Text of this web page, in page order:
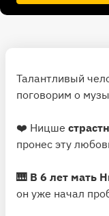
Талантливый
поговорим о
❤️ Ницше
пронес эту
🎹 В 6 лет мать
он уже начал